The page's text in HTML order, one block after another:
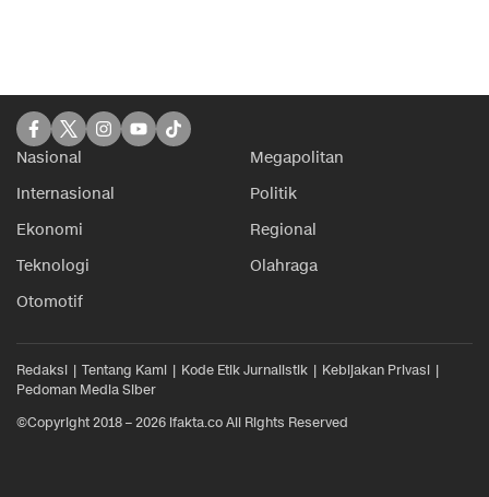
Nasional
Megapolitan
Internasional
Politik
Ekonomi
Regional
Teknologi
Olahraga
Otomotif
Redaksi Tentang Kami Kode Etik Jurnalistik
Kebijakan Privasi
Pedoman Media Siber
©Copyright 2018 – 2026 ifakta.co All Rights Reserved